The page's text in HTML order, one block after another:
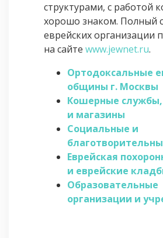
структурами, с работой
хорошо знаком. Полный
еврейских организации
на сайте www.jewnet.ru.
Ортодоксальные
общины г. Москвы
Кошерные службы,
и магазины
Социальные и
Еврейская
и еврейские
Образовательные
организации и